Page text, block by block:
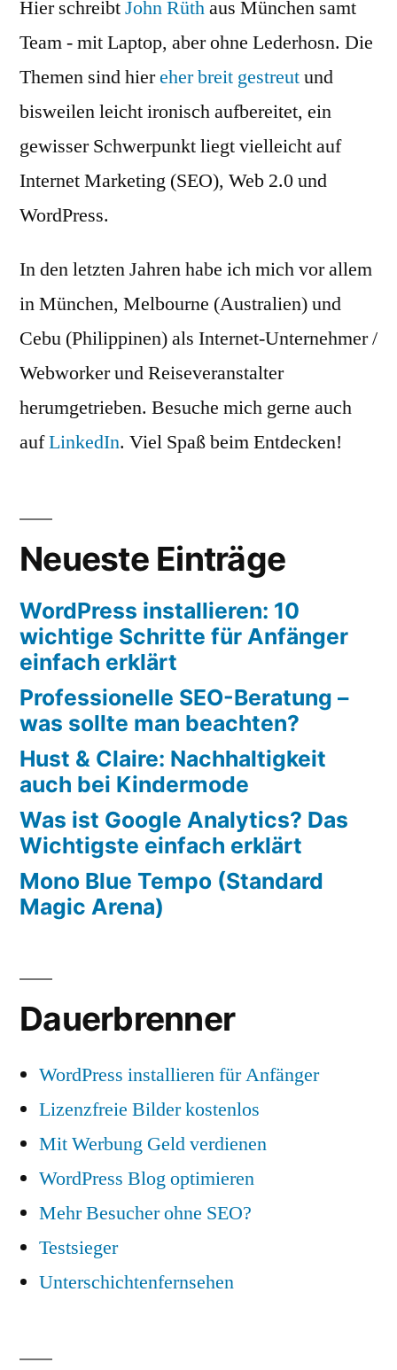
Hier schreibtJohn Rüthaus München samt
Team - mit Laptop, aber ohne Lederhosn. Die
Themen sind hiereher breit gestreutund
bisweilen leicht ironisch aufbereitet, ein
gewisser Schwerpunkt liegt vielleicht auf
Internet Marketing (SEO), Web 2.0 und
WordPress.
In den letzten Jahren habe ich mich vor allem
in München, Melbourne (Australien) und
Cebu (Philippinen) als Internet-Unternehmer /
Webworker und Reiseveranstalter
herumgetrieben. Besuche mich gerne auch
aufLinkedIn. Viel Spaß beim Entdecken!
Neueste Einträge
WordPress installieren: 10
wichtige Schritte für Anfänger
einfach erklärt
Professionelle SEO-Beratung –
was sollte man beachten?
Hust & Claire: Nachhaltigkeit
auch bei Kindermode
Was ist Google Analytics? Das
Wichtigste einfach erklärt
Mono Blue Tempo (Standard
Magic Arena)
Dauerbrenner
WordPress installieren für Anfänger
Lizenzfreie Bilder kostenlos
Mit Werbung Geld verdienen
WordPress Blog optimieren
Mehr Besucher ohne SEO?
Testsieger
Unterschichtenfernsehen